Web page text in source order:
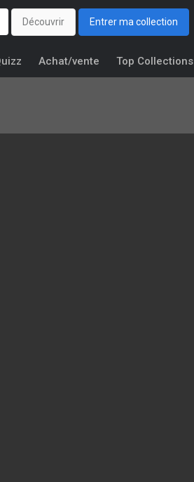
Découvrir Entrer ma collection
Achat/vente Top Collections